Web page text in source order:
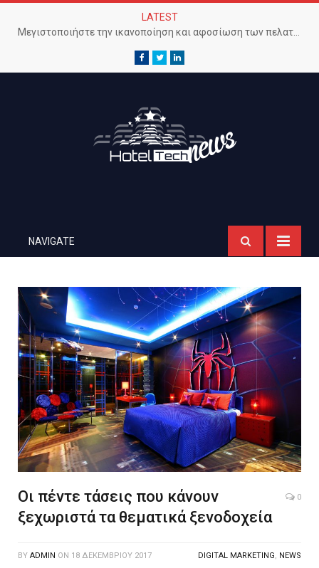
LATEST
Μεγιστοποιήστε την ικανοποίηση και αφοσίωση των πελατών με προηγμένο Wi-Fi δίκτυο
Facebook
TwitterLinkedIn
NAVIGATE
Οι πέντε τάσεις που κάνουν
ξεχωριστά τα θεματικά ξενοδοχεία
0
BY ADMIN ON 18 ΔΕΚΕΜΒΡΊΟΥ 2017 DIGITAL MARKETING, NEWS